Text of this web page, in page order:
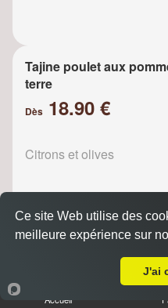
Tajine poulet aux
terre
Dès 18.90 €
Citrons et olives
Tajine Poulet raisins
Accueil
Ce site Web utilise des
meilleure expérience sur
J'ai